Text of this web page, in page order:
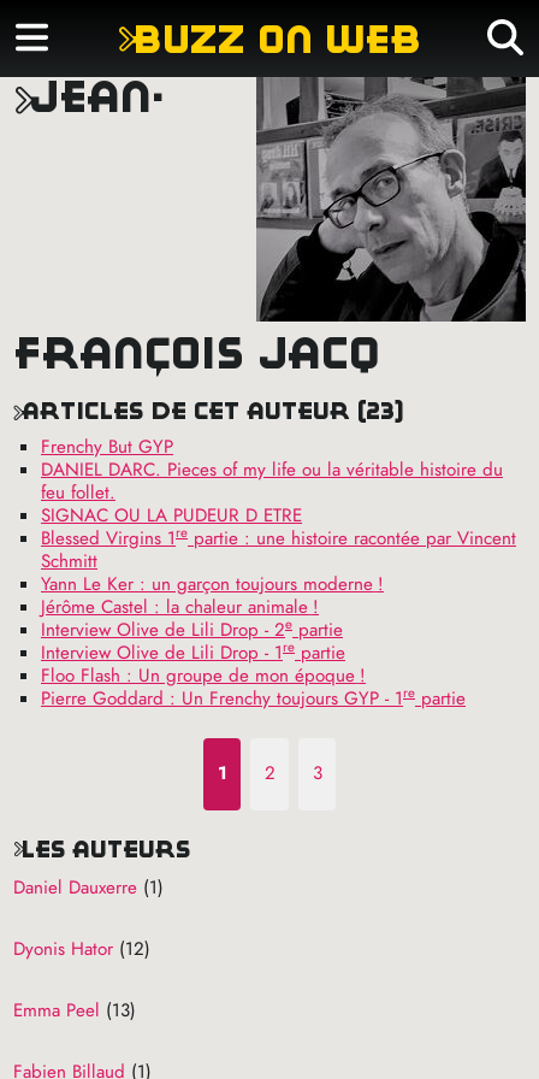
buzz on web
jean-
françois jacq
articles de cet auteur (23)
Frenchy But GYP
DANIEL DARC. Pieces of my life ou la véritable histoire du
feu follet.
SIGNAC OU LA PUDEUR D ETRE
Blessed Virgins 1re partie : une histoire racontée par Vincent
Schmitt
Yann Le Ker : un garçon toujours moderne !
Jérôme Castel : la chaleur animale !
Interview Olive de Lili Drop - 2e partie
Interview Olive de Lili Drop - 1re partie
Floo Flash : Un groupe de mon époque !
Pierre Goddard : Un Frenchy toujours GYP - 1re partie
1 2 3
les auteurs
Daniel Dauxerre (1)
Dyonis Hator (12)
Emma Peel (13)
Fabien Billaud (1)